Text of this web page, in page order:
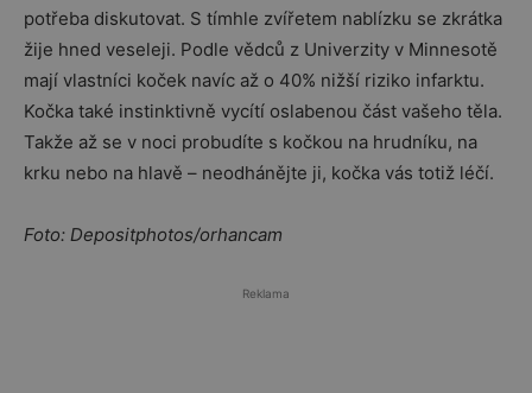
potřeba diskutovat. S tímhle zvířetem nablízku se zkrátka
žije hned veseleji. Podle vědců z Univerzity v Minnesotě
mají vlastníci koček navíc až o 40% nižší riziko infarktu.
Kočka také instinktivně vycítí oslabenou část vašeho těla.
Takže až se v noci probudíte s kočkou na hrudníku, na
krku nebo na hlavě – neodhánějte ji, kočka vás totiž léčí.
Foto: Depositphotos/orhancam
Reklama